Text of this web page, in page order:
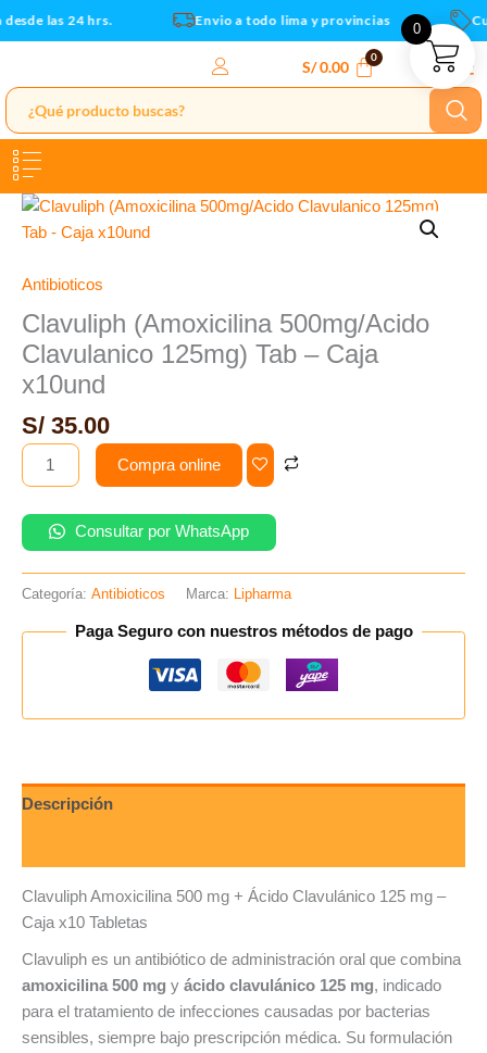
al
las 24 hrs. Envio a todo lima y provincias
S/0.00
Antibioticos
Clavuliph (Amoxicilina 500mg/Acido
Clavulanico 125mg) Tab – Caja
x10und
S/ 35.00
Clavuliph
(Amoxicilina
Clavulanico
Tab
-
Caja
x10und
cantidad
Compra online
Consultar por WhatsApp
Categoría: Antibioticos Marca: Lipharma
Paga Seguro con nuestros métodos de pago
Descripción
Clavuliph Amoxicilina 500 mg + Ácido Clavulánico 125 mg –
Caja x10 Tabletas
Clavuliph es un antibiótico de administración oral que combina
amoxicilina 500 mg y ácido clavulánico 125 mg, indicado
para el tratamiento de infecciones causadas por bacterias
sensibles, siempre bajo prescripción médica. Su formulación
0
-
x10und
cantidad